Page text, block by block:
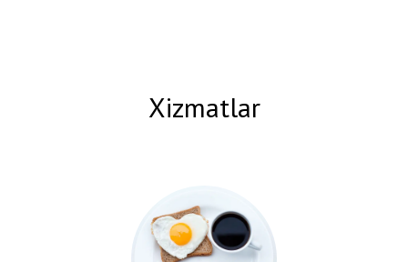
mavjud. Ertalab Royal Kushbegida kontinental nonushta mavjud.
Xizmatlar